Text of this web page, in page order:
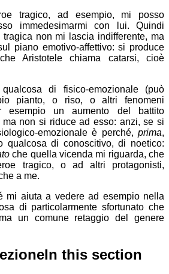
tragico, ad esempio, mi posso
immedesimarmi con lui. Quindi
non mi lascia indifferente, ma
piano emotivo-affettivo: si produce
Aristotele chiama catarsi, cioè
di fisico-emozionale (può
pianto, o riso, o altri fenomeni
esempio un aumento del battito
non si riduce ad esso: anzi, se si
emozionale è perché, prima,
qualcosa di conoscitivo, di noetico:
che quella vicenda mi riguarda, che
tragico, o ad altri protagonisti,
a me.
mi aiuta a vedere ad esempio nella
di particolarmente sfortunato che
un comune retaggio del genere
In this section